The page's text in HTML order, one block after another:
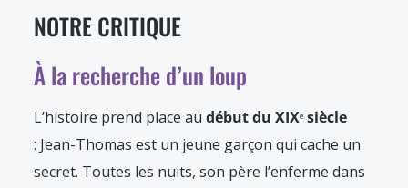
NOTRE CRITIQUE
À la recherche d’un loup
L’histoire prend place au début du XIXᵉ siècle
: Jean-Thomas est un jeune garçon qui cache un
secret. Toutes les nuits, son père l’enferme dans